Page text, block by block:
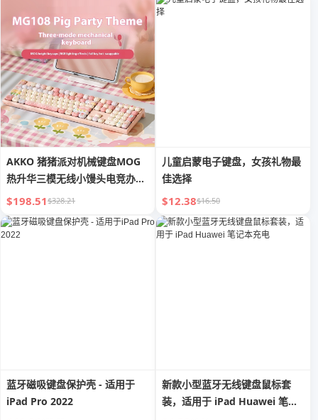
AKKO 猪猪派对机械键盘MOG
热升华三模无线小馒头电竞办公
通用键盘
$198.51$328.21
儿童启蒙电子键盘，女孩礼物最
佳选择
$12.38$16.50
蓝牙磁吸键盘保护壳 - 适用于
iPad Pro 2022
新款小型蓝牙无线键盘鼠标套
装，适用于 iPad Huawei 笔记